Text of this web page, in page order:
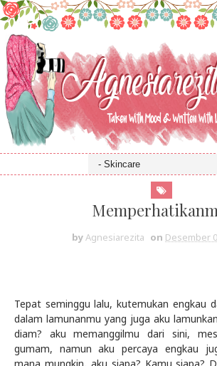
byAgnesiarezita on Desember
Tepat seminggu lalu, kutemukan engkau
dalam lamunanmu yang juga aku
diam? aku memanggilmu dari sini,
gumam, namun aku percaya engkau